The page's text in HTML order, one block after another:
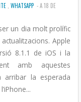
, WHATSAPP - A 18 DE
un dia molt prolífic
Apple
8.1.1 de iOS i la
amb aquestes
arribar la esperada